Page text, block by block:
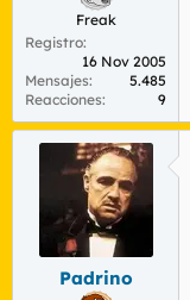
Freak
Registro
16 Nov 2005
Mensajes
5.485
Reacciones
9
Padrino